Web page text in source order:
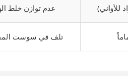
للأواني) عدم توازن خلط
تلف في سوست